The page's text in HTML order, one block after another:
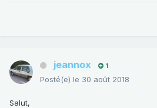
jeannox 1
Posté(e) le 30 août 2018
Salut,